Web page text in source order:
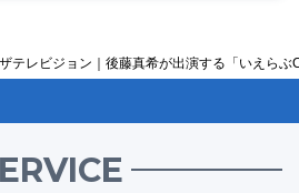
テレビジョン｜後藤真希が出演する「いえら